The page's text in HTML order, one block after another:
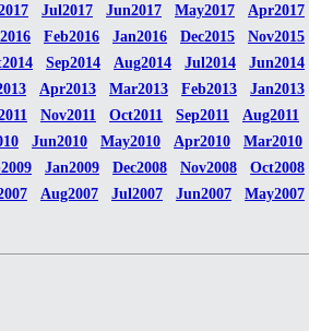
Jul2017 Jun2017 May2017 Apr2017
Feb2016 Jan2016 Dec2015 Nov2015
Sep2014 Aug2014 Jul2014 Jun2014
Apr2013 Mar2013 Feb2013 Jan2013
Nov2011 Oct2011 Sep2011 Aug2011
Jun2010 May2010 Apr2010 Mar2010
Jan2009 Dec2008 Nov2008 Oct2008
Aug2007 Jul2007 Jun2007 May2007